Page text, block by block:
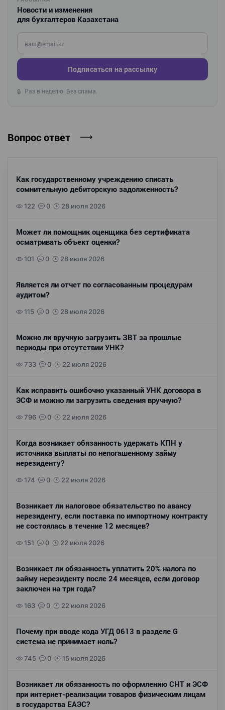
Новости и изменения
для бухгалтеров Казахстана
Введите ваш e-mail
Подписаться на рассылку
🔒 Раз в неделю. Без спама.
Вопрос ответ
Как государственному учреждению списать
сомнительную дебиторскую задолженность?
122 0 28 июля 2026
Может ли помощник оценщика без сертификата
осматривать объект оценки?
101 0 28 июля 2026
Является ли отчет по согласованным процедурам
аудитом?
115 0 28 июля 2026
Можно ли вручную загрузить ЗВТ за прошлые
периоды при отсутствии УНК?
733 0 22 июля 2026
Как исправить ошибочно указанный УНК договора в
ЭСФ и можно ли загрузить сведения вручную?
796 0 22 июля 2026
Когда возникает обязанность удержать КПН у
источника выплаты по непогашенному займу
нерезиденту?
174 0 22 июля 2026
Возникает ли налоговое обязательство по авансу
нерезиденту, если поставка по импортному контракту
не состоялась в течение 12 месяцев?
151 0 22 июля 2026
Возникает ли обязанность уплатить 20% налога по
займу нерезиденту после 24 месяцев, если договор
заключен на три года?
163 0 22 июля 2026
Почему при вводе кода УГД 0613 в разделе G
система не принимает ноль?
745 0 15 июля 2026
Возникает ли обязанность по оформлению СНТ и ЭСФ
при интернет-реализации товаров физическим лицам
в государства ЕАЭС?